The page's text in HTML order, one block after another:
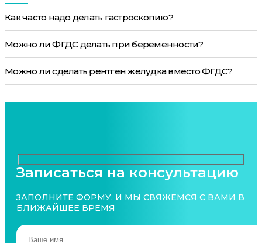
Как часто надо делать гастроскопию?
Можно ли ФГДС делать при беременности?
Можно ли сделать рентген желудка вместо ФГДС?
Записаться на консультацию
ЗАПОЛНИТЕ ФОРМУ, И МЫ СВЯЖЕМСЯ С ВАМИ В
БЛИЖАЙШЕЕ ВРЕМЯ